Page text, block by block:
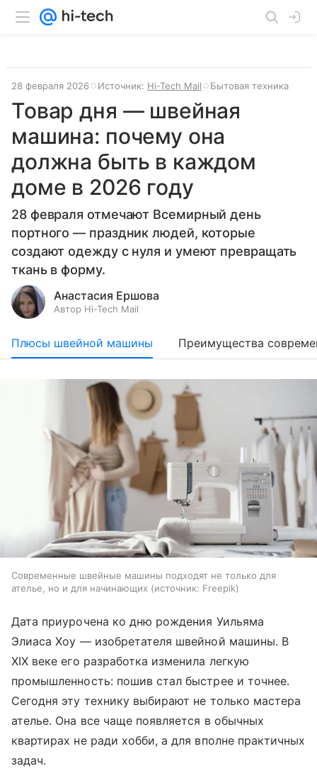
28 февраля 2026 Источник: Hi-Tech Mail Бытовая техника
Товар дня — швейная
машина: почему она
должна быть в каждом
доме в 2026 году
28 февраля отмечают Всемирный день
портного — праздник людей, которые
создают одежду с нуля и умеют превращать
ткань в форму.
Анастасия Ершова
Автор Hi-Tech Mail
Плюсы швейной машины Преимущества
Современные швейные машины подходят не только для
ателье, но и для начинающих
источник: Freepik
Дата приурочена ко дню рождения Уильяма
Элиаса Хоу — изобретателя швейной машины. В
XIX веке его разработка изменила легкую
промышленность: пошив стал быстрее и точнее.
Сегодня эту технику выбирают не только мастера
ателье. Она все чаще появляется в обычных
квартирах не ради хобби, а для вполне практичных
задач.